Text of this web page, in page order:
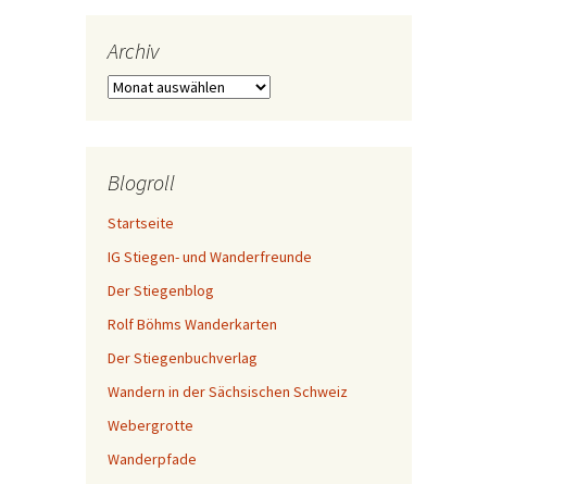
Archiv
Archiv
Blogroll
Startseite
IG Stiegen- und Wanderfreunde
Der Stiegenblog
Rolf Böhms Wanderkarten
Der Stiegenbuchverlag
Wandern in der Sächsischen Schweiz
Webergrotte
Wanderpfade